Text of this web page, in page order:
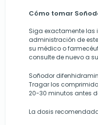
Cómo tomar
Siga exactamente las
administración de
su médico o
consulte de nuevo a
Soñodor
Tragar los
20-30 minutos antes
La dosis